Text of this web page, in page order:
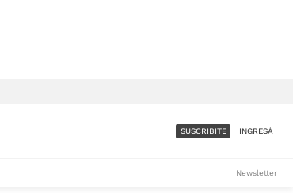
SUSCRIBITE INGRESÁ
Newsletter